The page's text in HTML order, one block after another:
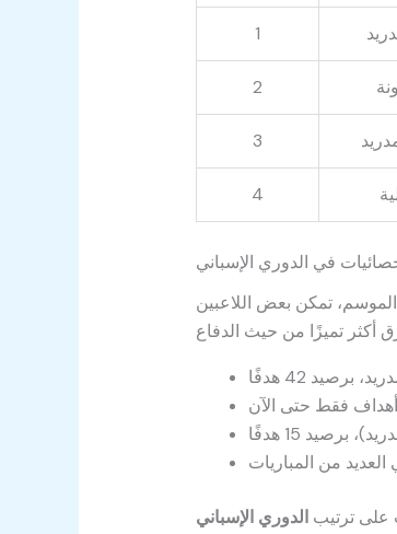
1
2
3
4
في الدوري الإسباني
تمكن بعض اللاعبين
على ترتيب الدوري الإسباني